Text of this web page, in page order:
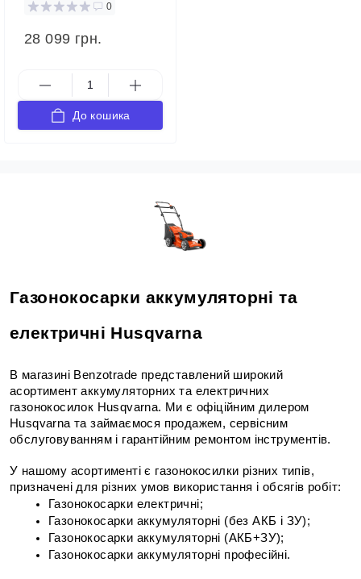
0
28 099 грн.
До кошика
Газонокосарки аккумуляторні та
електричні Husqvarna
В магазині Benzotrade представлений широкий
асортимент аккумуляторних та електричних
газонокосилок Husqvarna. Ми є офіційним дилером
Husqvarna та займаємося продажем, сервісним
обслуговуванням і гарантійним ремонтом інструментів.
У нашому асортименті є газонокосилки різних типів,
призначені для різних умов використання і обсягів робіт:
Газонокосарки електричні;
Газонокосарки аккумуляторні (без АКБ і ЗУ);
Газонокосарки аккумуляторні (АКБ+ЗУ);
Газонокосарки аккумуляторні професійні.